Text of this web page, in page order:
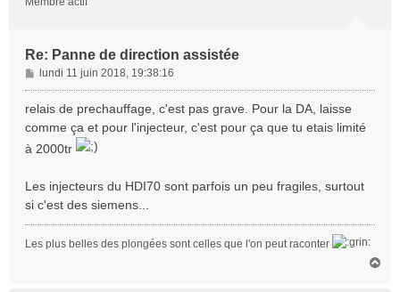
Re: Panne de direction assistée
M
e
s
g
lundi 11 juin 2018, 19:38:16
relais de prechauffage, c'est pas grave. Pour la DA, laisse
comme ça et pour l'injecteur, c'est pour ça que tu etais limité
à 2000tr
Les injecteurs du HDI70 sont parfois un peu fragiles, surtout
si c'est des siemens...
Les plus belles des plongées sont celles que l'on peut raconter